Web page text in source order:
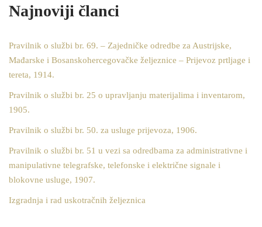
Najnoviji članci
Pravilnik o službi br. 69. – Zajedničke odredbe za Austrijske,
Mađarske i Bosanskohercegovačke željeznice – Prijevoz prtljage i
tereta, 1914.
Pravilnik o službi br. 25 o upravljanju materijalima i inventarom,
1905.
Pravilnik o službi br. 50. za usluge prijevoza, 1906.
Pravilnik o službi br. 51 u vezi sa odredbama za administrativne i
manipulativne telegrafske, telefonske i električne signale i
blokovne usluge, 1907.
Izgradnja i rad uskotračnih željeznica